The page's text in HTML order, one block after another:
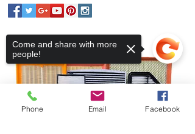
Phone Email Facebook
Come and share with more
people!